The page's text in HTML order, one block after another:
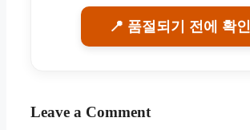
📍 품절되기 전에 확인
Leave a Comment